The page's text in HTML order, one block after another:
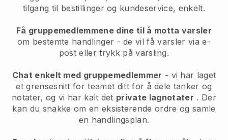
tilgang til bestillinger og kundeservice, enkelt.
Få gruppemedlemmene dine til å motta varsler
om bestemte handlinger - de vil få varsler via e-
post eller trykk på varsling.
Chat enkelt med gruppemedlemmer - vi har laget
et grensesnitt for teamet ditt for å dele tanker og
notater, og vi har kalt det private lagnotater . Der
kan du snakke om en eksisterende ordre og samle
en handlingsplan.